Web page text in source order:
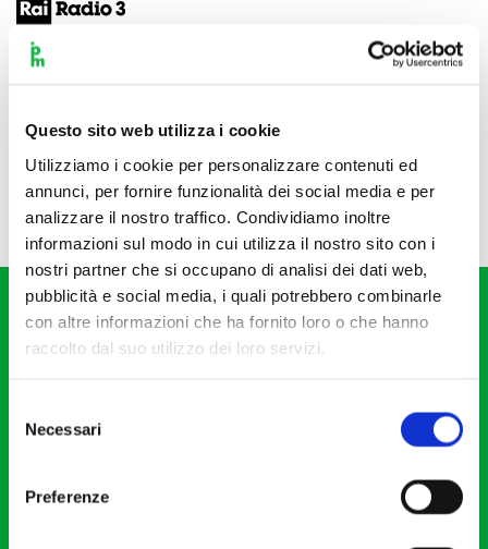
Questo sito web utilizza i cookie
Utilizziamo i cookie per personalizzare contenuti ed
annunci, per fornire funzionalità dei social media e per
analizzare il nostro traffico. Condividiamo inoltre
informazioni sul modo in cui utilizza il nostro sito con i
nostri partner che si occupano di analisi dei dati web,
pubblicità e social media, i quali potrebbero combinarle
con altre informazioni che ha fornito loro o che hanno
raccolto dal suo utilizzo dei loro servizi.
delNecessari
Preferenze
Fondazione I Pomeriggi Musicali
Partita Iva 04410060158